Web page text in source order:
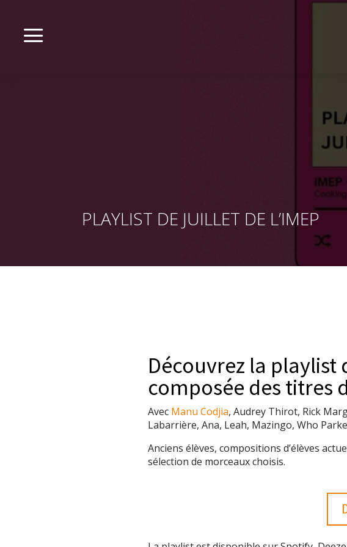
a
PLAYLIST DE JUILLET DE L’IMEP
Découvrez la playlist
composée des titres
Avec Manu Codjia, Audrey Thirot, Rick
Labarrière, Ana, Leah, Mazingo, Who
Anciens élèves, compositions d’élèves
sélection de morceaux choisis.